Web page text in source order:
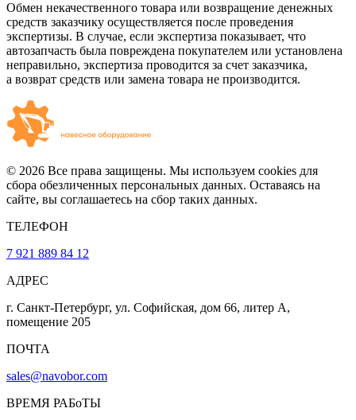
Обмен некачественного товара или возвращение денежных
средств заказчику осуществляется после проведения
экспертизы. В случае, если экспертиза показывает, что
автозапчасть была повреждена покупателем или установлена
неправильно, экспертиза проводится за счет заказчика,
а возврат средств или замена товара не производится.
© 2026 Все права защищены. Мы используем cookies для
сбора обезличенных персональных данных. Оставаясь на
сайте, вы соглашаетесь на сбор таких данных.
ТЕЛЕФОН
7 921 889 84 12
АДРЕС
г. Санкт-Петербург, ул. Софийская, дом 66, литер А,
помещение 205
ПОЧТА
sales@navobor.com
ВРЕМЯ РАБоТЫ